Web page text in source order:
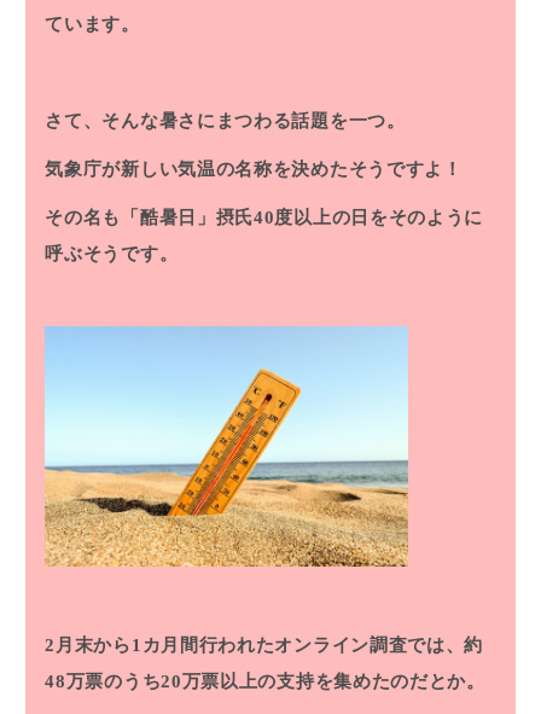
ています。
さて、そんな暑さにまつわる話題を一つ。
気象庁が新しい気温の名称を決めたそうですよ！
その名も 「酷暑日」 摂氏40度以上の日をそのように
呼ぶそうです。
2月末から1カ月間行われたオンライン調査では、約
48万票のうち20万票以上の支持を集めたのだとか。